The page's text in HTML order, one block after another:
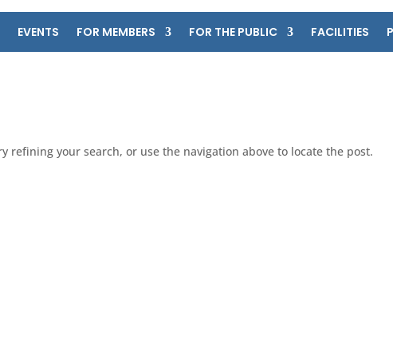
EVENTS FOR MEMBERS FOR THE PUBLIC FACILITIES
refining your search, or use the navigation above to locate the post.